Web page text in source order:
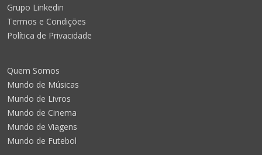
Grupo Linkedin
Termos e Condições
Política de Privacidade
Quem Somos
Mundo de Músicas
Mundo de Livros
Mundo de Cinema
Mundo de Viagens
Mundo de Futebol